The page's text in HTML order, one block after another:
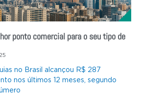
ponto comercial para o seu tipo de
no Brasil alcançou R$ 287
nos últimos 12 meses, segundo